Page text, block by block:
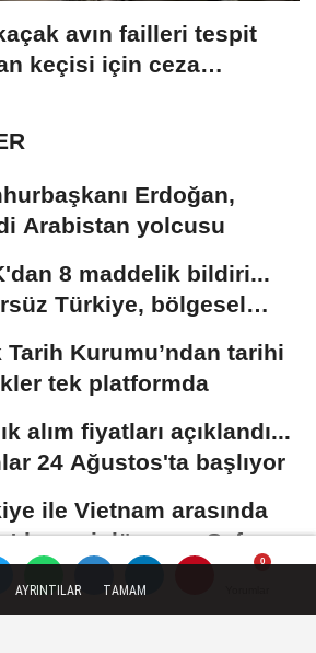
avın failleri tespit
keçisi için ceza
Erdoğan,
Arabistan yolcusu
8 maddelik bildiri...
Türkiye, bölgesel
Tarih Kurumu’ndan tarihi
tek platformda
alım fiyatları açıklandı...
24 Ağustos'ta başlıyor
ile Vietnam arasında
yeni dönem... Sefer
AYRINTILAR TAMAM